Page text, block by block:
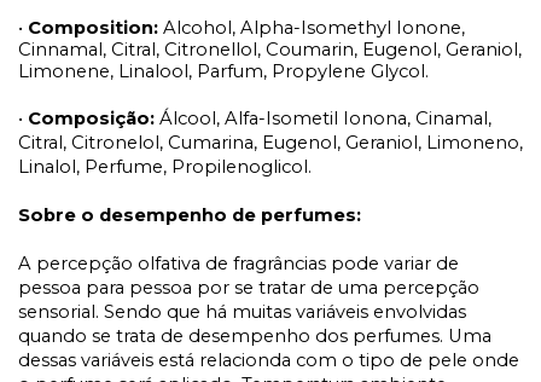
• Composition: Alcohol, Alpha-Isomethyl Ionone,
Cinnamal, Citral, Citronellol, Coumarin, Eugenol, Geraniol,
Limonene, Linalool, Parfum, Propylene Glycol.
• Composição: Álcool, Alfa-Isometil Ionona, Cinamal,
Citral, Citronelol, Cumarina, Eugenol, Geraniol, Limoneno,
Linalol, Perfume, Propilenoglicol.
Sobre o desempenho de perfumes:
A percepção olfativa de fragrâncias pode variar de
pessoa para pessoa por se tratar de uma percepção
sensorial. Sendo que há muitas variáveis envolvidas
quando se trata de desempenho dos perfumes. Uma
dessas variáveis está relacionda com o tipo de pele onde